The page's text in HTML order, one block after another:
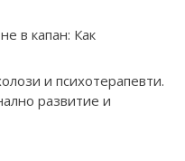
в капан: Как
и психотерапевти.
развитие и